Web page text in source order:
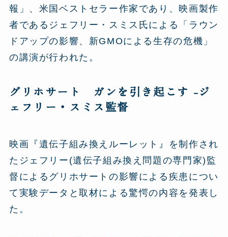
報」、米国ベストセラー作家であり、映画製作
者であるジェフリー・スミス氏による「ラウン
ドアップの影響、新GMOによる生存の危機」
の講演が行われた。
グリホサート ガンを引き起こす -ジ
ェフリー・スミス監督
映画『遺伝子組み換えルーレット』を制作され
たジェフリー(遺伝子組み換え問題の専門家)監
督によるグリホサートの影響による疾患につい
て実験データと取材による驚愕の内容を発表し
た。